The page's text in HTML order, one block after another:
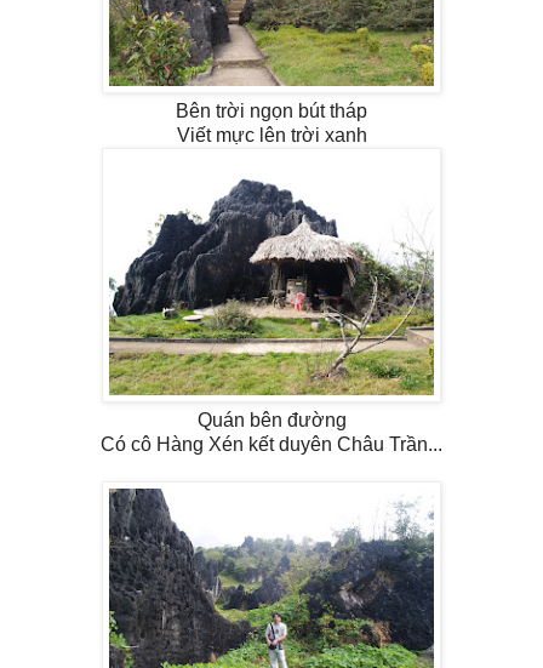
Bên trời ngọn bút tháp
Viết mực lên trời xanh
Quán bên đường
Có cô Hàng Xén kết duyên Châu Trần...